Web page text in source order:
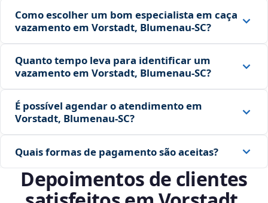
Como escolher um bom especialista em caça
vazamento em Vorstadt, Blumenau‑SC?
Quanto tempo leva para identificar um
vazamento em Vorstadt, Blumenau‑SC?
É possível agendar o atendimento em
Vorstadt, Blumenau‑SC?
Quais formas de pagamento são aceitas?
Depoimentos de clientes